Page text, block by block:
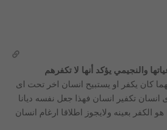
والنجيمي يؤكد أنها لا تكفرهم
كان يكفر او يستبيح انسان اخر تحت اى
انسان تكفير انسان فهذا جعل نفسه ديانا
الكفر بعينه ولايجوز اطلاقا ارغام انسان